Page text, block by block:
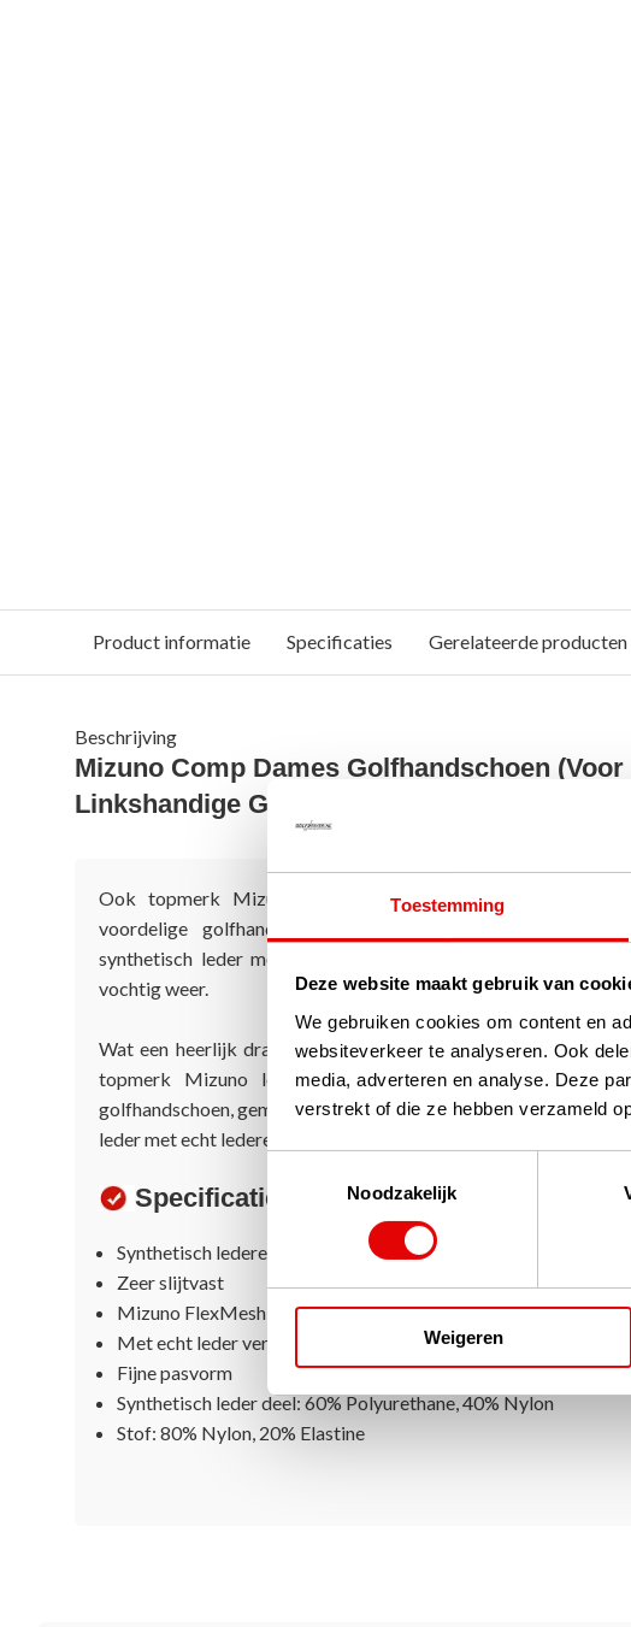
Toestemming
Deze website maakt gebruik van
We gebruiken cookies om content en
websiteverkeer te analyseren. Ook
media, adverteren en analyse. Deze
verstrekt of die ze hebben verzameld
Noodzakelijk
Weigeren
Product informatie Specificaties Gerelateerde producten
Beschrijving
Mizuno Comp Dames Golfhandschoen (Voor
Linkshandige Golfers)
Ook topmerk Mizuno levert met deze Mizuno Comp een
voordelige golfhandschoen, gemaakt van sterk maar
synthetisch leder met echt lederen inzet voor duim en
vochtig weer.
Wat een heerlijk draagcomfort heeft deze Mizuno Pro
topmerk Mizuno levert met deze Mizuno Comp een
golfhandschoen, gemaakt van sterk maar heerlijk zacht
leder met echt lederen inzet voor duim en handpalm.
Specificaties
Synthetisch lederen golfhandschoen
Zeer slijtvast
Mizuno FlexMesh
Met echt leder versterkte inzet voor duim en handpalm
Fijne pasvorm
Synthetisch leder deel: 60% Polyurethane, 40% Nylon
Stof: 80% Nylon, 20% Elastine